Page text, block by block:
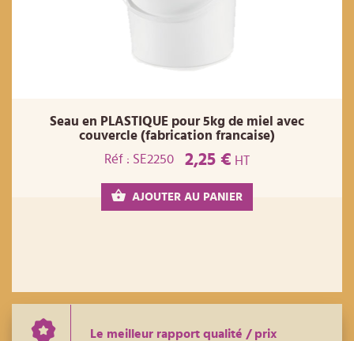
Seau en PLASTIQUE pour 5kg de miel avec
couvercle (fabrication francaise)
Réf : SE2250
2,25 € HT
AJOUTER AU PANIER
Le meilleur rapport qualité / prix